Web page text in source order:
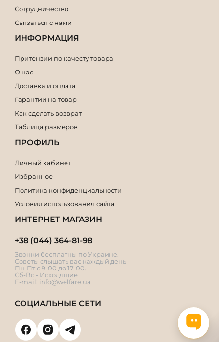
Сотрудничество
Связаться с нами
ИНФОРМАЦИЯ
Притензии по качесту товара
О нас
Доставка и оплата
Гарантии на товар
Как сделать возврат
Таблица размеров
ПРОФИЛЬ
Личный кабинет
Избранное
Политика конфиденциальности
Условия использования сайта
ИНТЕРНЕТ МАГАЗИН
+38 (044) 364-81-98
Звонки бесплатны по Украине.
Советы слышать вас каждый день
Пн-Пт с 9-00 до 17-00.
Сб-Вс - Исходящие
E-mail: info@welfare.ua
СОЦИАЛЬНЫЕ СЕТИ